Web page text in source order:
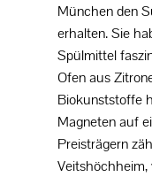
München den
erhalten. Sie
Spülmittel
Ofen aus
Biokunststoffe
Magneten auf
Preisträgern
Veitshöchheim,